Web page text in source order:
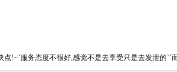
务态度不很好,感觉不是去享受只是去发泄的``